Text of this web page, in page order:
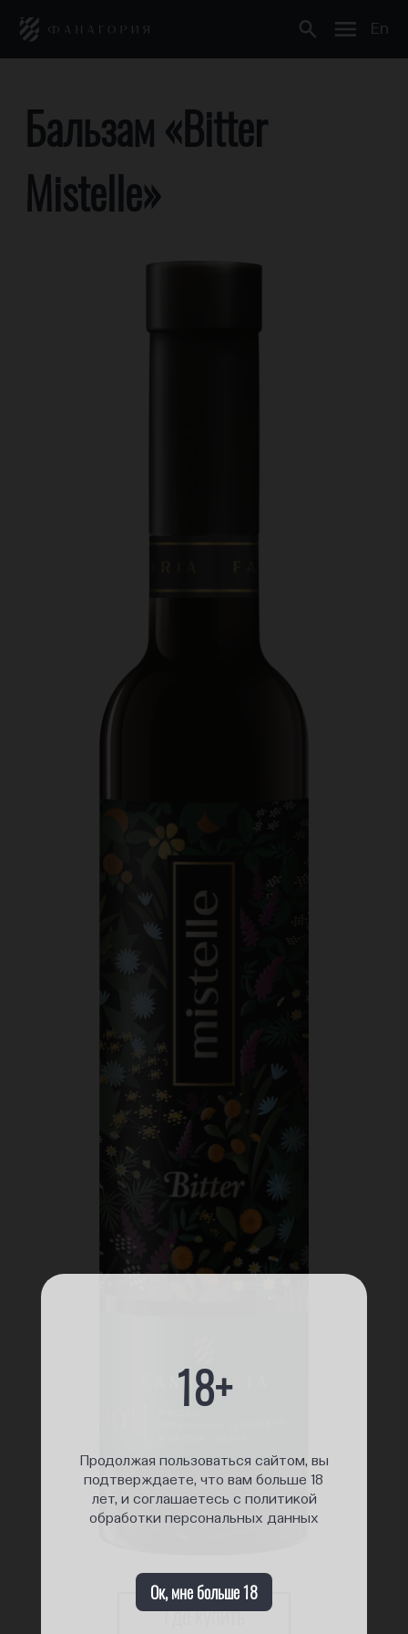
En
18+
Продолжая пользоваться сайтом, вы
подтверждаете, что вам больше 18
лет, и соглашаетесь с политикой
обработки персональных данных
Ок, мне больше 18
Бальзам «Bitter
Mistelle»
Где купить